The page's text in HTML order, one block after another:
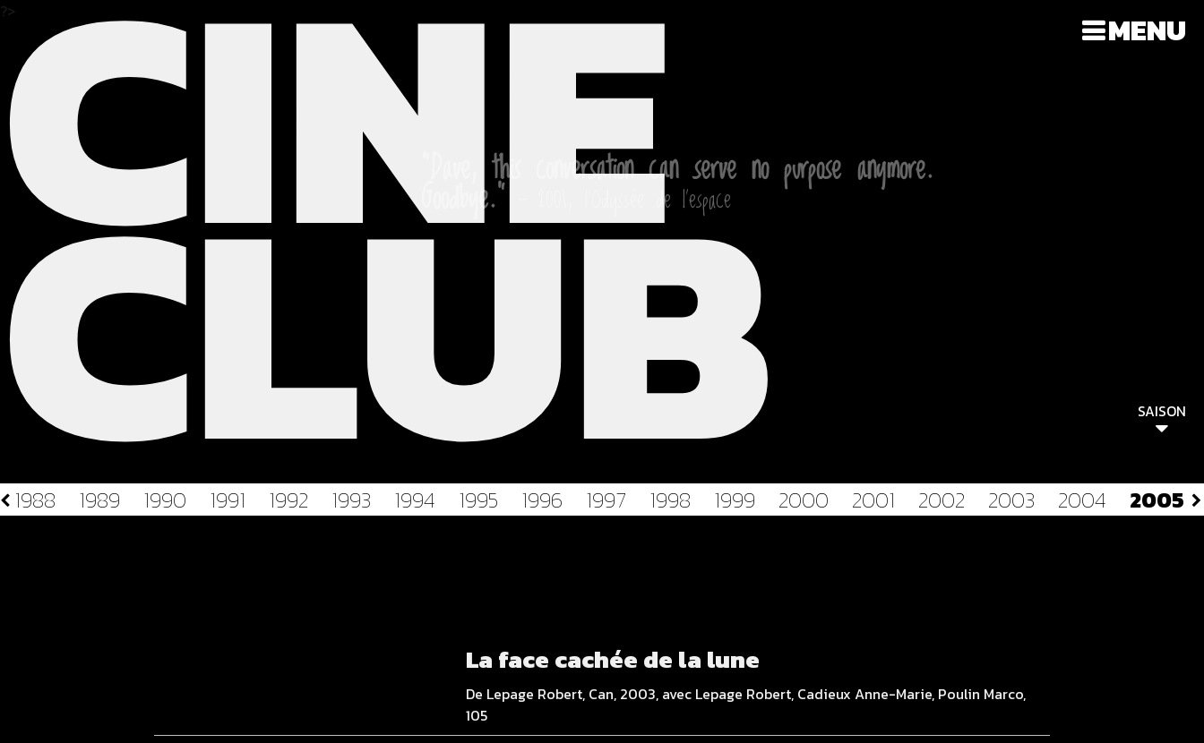
MENU
CINE
CLUB
"Dave, this conversation can serve no purpose anymore.
Goodbye." — 2001, l'Odyssée de l'espace
SAISON
1988 1989 1990 1991 1992 1993 1994 1995 1996 1997 1998 1999 2000 2001 2002 2003 2004 2005
?>
La face cachée de la lune
De Lepage Robert, Can, 2003, avec Lepage Robert, Cadieux Anne-Marie, Poulin Marco,
105